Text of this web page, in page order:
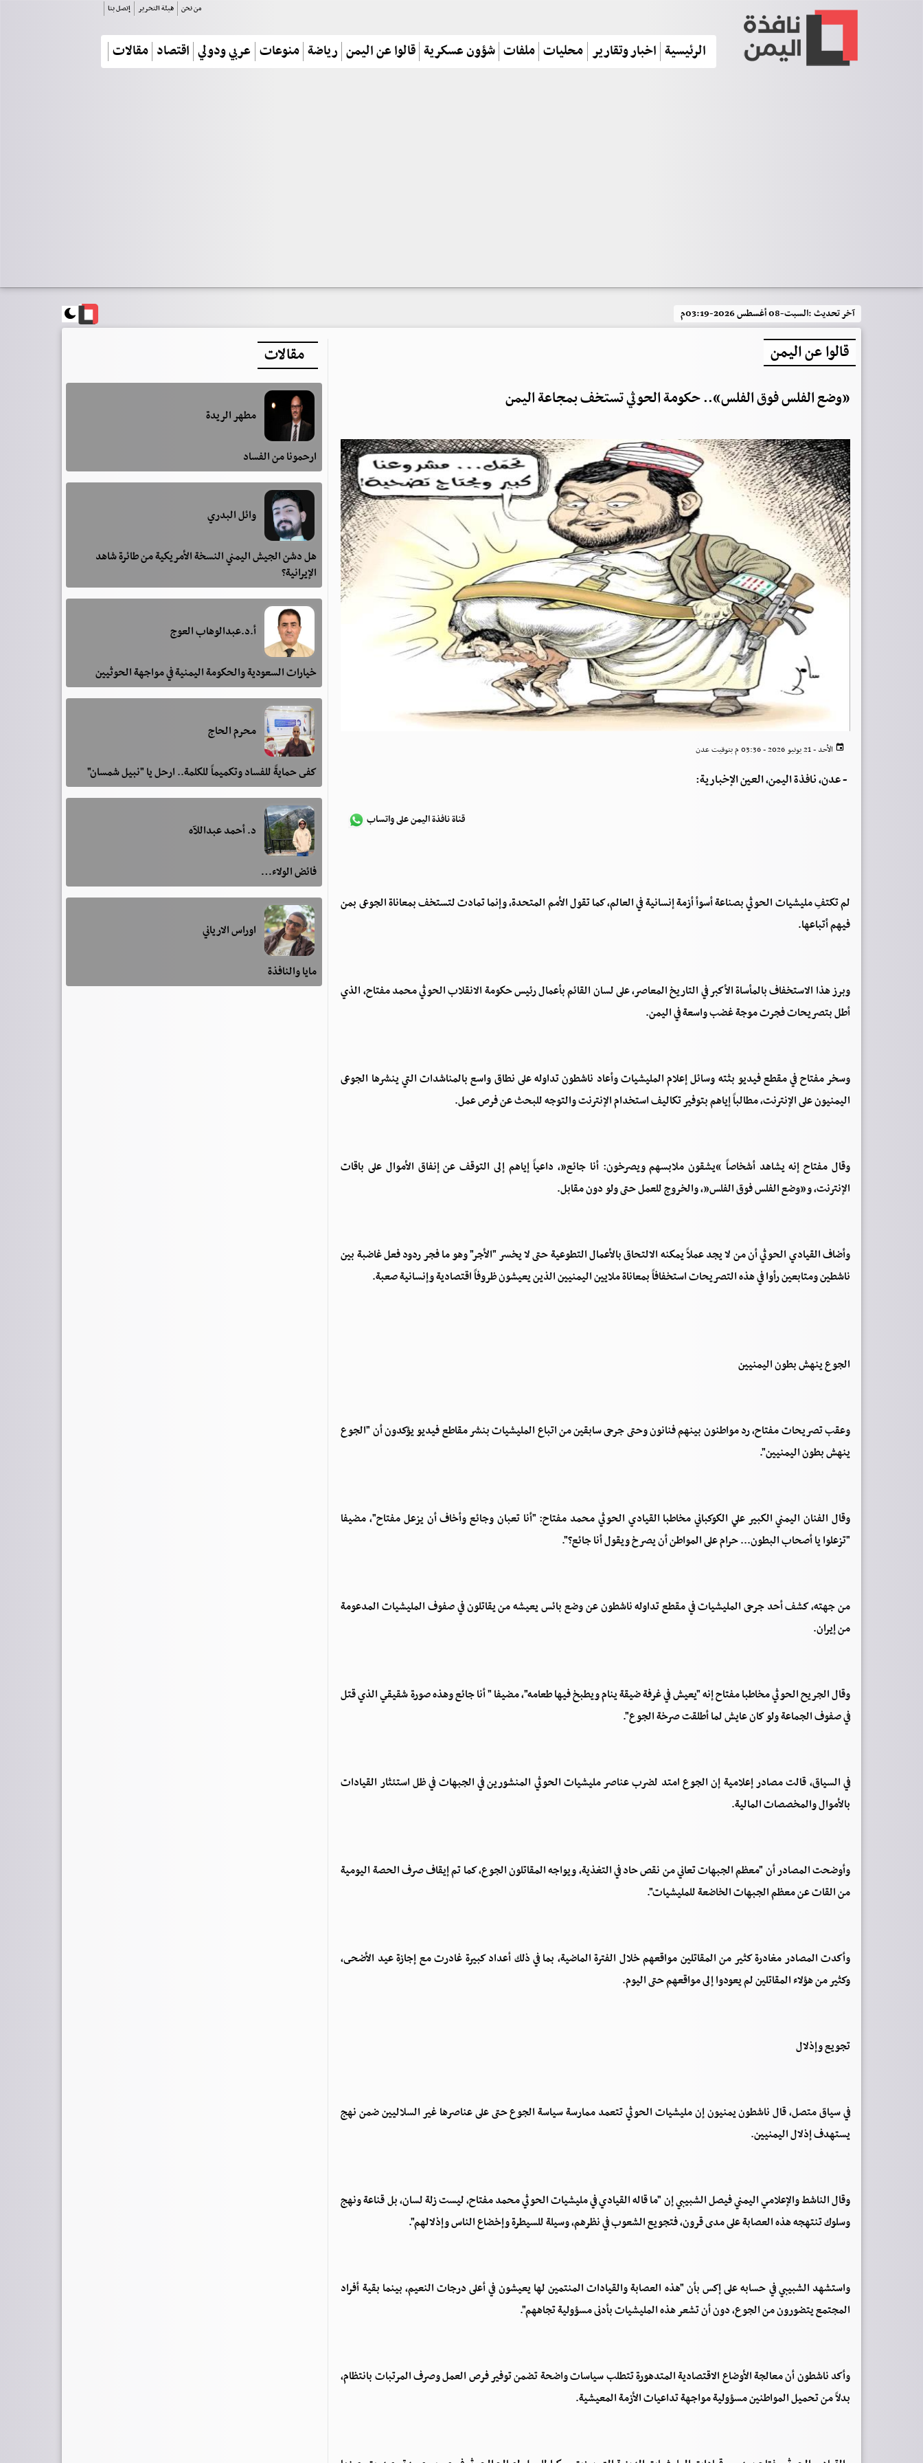
من نحن هيئة التحرير إتصل بنا
الرئيسية اخبار وتقارير محليات ملفات شؤون عسكرية قالوا عن اليمن رياضة منوعات عربي ودولي اقتصاد مقالات
آخر تحديث :السبت-08 أغسطس 2026-03:19م
قالوا عن اليمن
«وضع الفلس فوق الفلس».. حكومة الحوثي تستخف بمجاعة اليمن
الأحد - 21 يونيو 2026 - 03:36 م بتوقيت عدن
-عدن، نافذة اليمن، العين الإخبارية:
قناة نافذة اليمن على واتساب
لم تكتفِ مليشيات الحوثي بصناعة أسوأ أزمة إنسانية في العالم، كما تقول الأمم المتحدة، وإنما تمادت لتستخف بمعاناة الجوعى بمن
فيهم أتباعها.
وبرز هذا الاستخفاف بالمأساة الأكبر في التاريخ المعاصر، على لسان القائم بأعمال رئيس حكومة الانقلاب الحوثي محمد مفتاح، الذي
أطل بتصريحات فجرت موجة غضب واسعة في اليمن.
‏وسخر مفتاح في مقطع فيديو بثته وسائل إعلام المليشيات وأعاد ناشطون تداوله على نطاق واسع بالمناشدات التي ينشرها الجوعى
اليمنيون على الإنترنت، مطالباً إياهم بتوفير تكاليف استخدام الإنترنت والتوجه للبحث عن فرص عمل.
وقال مفتاح إنه يشاهد أشخاصاً “يشقون ملابسهم ويصرخون: أنا جائع”، داعياً إياهم إلى التوقف عن إنفاق الأموال على باقات
الإنترنت، و”وضع الفلس فوق الفلس”، والخروج للعمل حتى ولو دون مقابل.
وأضاف القيادي الحوثي أن من لا يجد عملاً يمكنه الالتحاق بالأعمال التطوعية حتى لا يخسر "الأجر" وهو ما فجر ردود فعل غاضبة بين
ناشطين ومتابعين رأوا في هذه التصريحات استخفافاً بمعاناة ملايين اليمنيين الذين يعيشون ظروفاً اقتصادية وإنسانية صعبة.
الجوع ينهش بطون اليمنيين
وعقب تصريحات مفتاح، رد مواطنون بينهم فنانون وحتى جرحى سابقين من اتباع المليشيات بنشر مقاطع فيديو يؤكدون أن "الجوع
ينهش بطون اليمنيين".
وقال الفنان اليمني الكبير علي الكوكباني مخاطبا القيادي الحوثي محمد مفتاح‬⁩: "أنا تعبان وجائع وأخاف أن يزعل مفتاح"، مضيفا
"تزعلوا يا أصحاب البطون... حرام على المواطن أن يصرخ ويقول أنا جائع؟".
من جهته، كشف أحد جرحى المليشيات في مقطع تداوله ناشطون عن وضع بائس يعيشه من يقاتلون في صفوف المليشيات المدعومة
من إيران.
وقال الجريح الحوثي مخاطبا مفتاح إنه "يعيش في غرفة ضيقة ينام ويطبخ فيها طعامه"، مضيفا " أنا جائع وهذه صورة شقيقي الذي قتل
في صفوف الجماعة ولو كان عايش لما أطلقت صرخة الجوع".
في السياق، قالت مصادر إعلامية إن الجوع امتد لضرب عناصر مليشيات الحوثي المنشورين في الجبهات في ظل استئثار القيادات
بالأموال والمخصصات المالية.
وأوضحت المصادر أن "معظم الجبهات تعاني من نقص حاد في التغذية، ويواجه المقاتلون الجوع، كما تم إيقاف صرف الحصة اليومية
من القات عن معظم الجبهات الخاضعة للمليشيات".
وأكدت المصادر مغادرة كثير من المقاتلين مواقعهم خلال الفترة الماضية، بما في ذلك أعداد كبيرة غادرت مع إجازة عيد الأضحى،
وكثير من هؤلاء المقاتلين لم يعودوا إلى مواقعهم حتى اليوم.
تجويع وإذلال
في سياق متصل، قال ناشطون يمنيون إن مليشيات الحوثي تتعمد ممارسة سياسة الجوع حتى على عناصرها غير السلاليين ضمن نهج
يستهدف إذلال اليمنيين.
وقال الناشط والإعلامي اليمني فيصل الشبيبي إن "ما قاله القيادي في مليشيات الحوثي محمد مفتاح، ليست زلة لسان، بل قناعة ونهج
وسلوك تنتهجه هذه العصابة على مدى قرون، فتجويع الشعوب في نظرهم، وسيلة للسيطرة وإخضاع الناس وإذلالهم".
واستشهد الشبيبي في حسابه على إكس بأن "هذه العصابة والقيادات المنتمين لها يعيشون في أعلى درجات النعيم، بينما بقية أفراد
المجتمع يتضورون من الجوع، دون أن تشعر هذه المليشيات بأدنى مسؤولية تجاههم".
وأكد ناشطون أن معالجة الأوضاع الاقتصادية المتدهورة تتطلب سياسات واضحة تضمن توفير فرص العمل وصرف المرتبات بانتظام،
بدلاً من تحميل المواطنين مسؤولية مواجهة تداعيات الأزمة المعيشية.
مقالات
مطهر الريدة
ارحمونا من الفساد
وائل البدري
هل دشن الجيش اليمني النسخة الأمريكية من طائرة شاهد
الإيرانية؟
أ.د.عبدالوهاب العوج
خيارات السعودية والحكومة اليمنية في مواجهة الحوثيين
محرم الحاج
كفى حمايةً للفساد وتكميماً للكلمة.. ارحل يا "نبيل شمسان"
د. أحمد عبداللآه
فائض الولاء…
اوراس الارياني
مايا والنافذة